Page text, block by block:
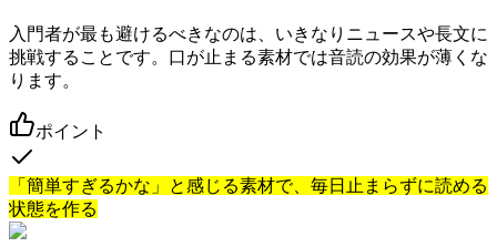
入門者が最も避けるべきなのは、いきなりニュースや長文に
挑戦することです。口が止まる素材では音読の効果が薄くな
ります。
ポイント
「簡単すぎるかな」と感じる素材で、毎日止まらずに読める
状態を作る